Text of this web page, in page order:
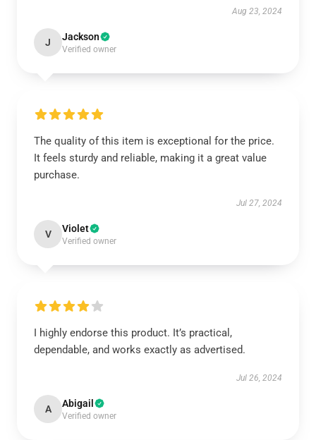
Aug 23, 2024
J Jackson
Verified owner
The quality of this item is exceptional for the price.
It feels sturdy and reliable, making it a great value
purchase.
Jul 27, 2024
V Violet
Verified owner
I highly endorse this product. It’s practical,
dependable, and works exactly as advertised.
Jul 26, 2024
A Abigail
Verified owner